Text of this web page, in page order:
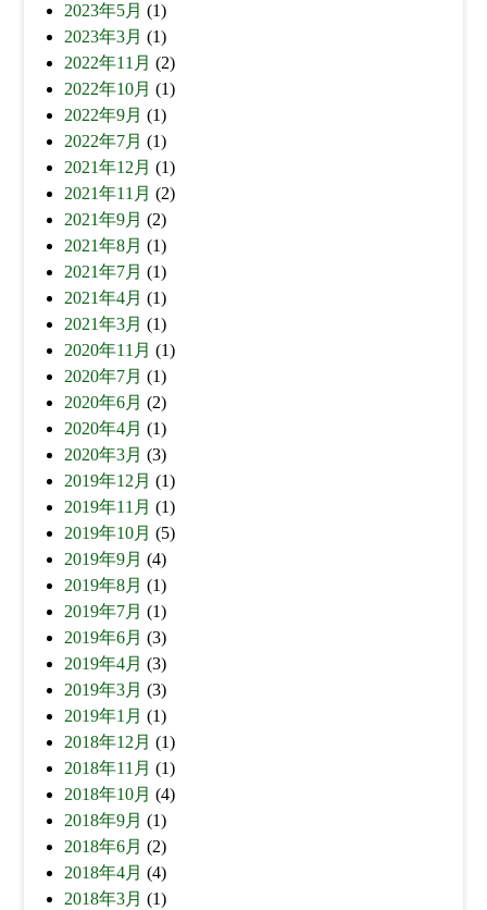
2023年5月 (1)
2023年3月 (1)
2022年11月 (2)
2022年10月 (1)
2022年9月 (1)
2022年7月 (1)
2021年12月 (1)
2021年11月 (2)
2021年9月 (2)
2021年8月 (1)
2021年7月 (1)
2021年4月 (1)
2021年3月 (1)
2020年11月 (1)
2020年7月 (1)
2020年6月 (2)
2020年4月 (1)
2020年3月 (3)
2019年12月 (1)
2019年11月 (1)
2019年10月 (5)
2019年9月 (4)
2019年8月 (1)
2019年7月 (1)
2019年6月 (3)
2019年4月 (3)
2019年3月 (3)
2019年1月 (1)
2018年12月 (1)
2018年11月 (1)
2018年10月 (4)
2018年9月 (1)
2018年6月 (2)
2018年4月 (4)
2018年3月 (1)